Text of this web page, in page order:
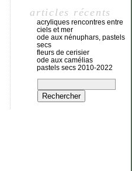
articles récents
acryliques rencontres entre
ciels et mer
ode aux nénuphars, pastels
secs
fleurs de cerisier
ode aux camélias
pastels secs 2010-2022